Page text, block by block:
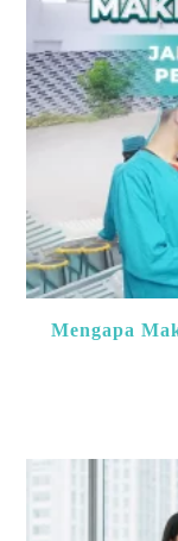
Mengapa